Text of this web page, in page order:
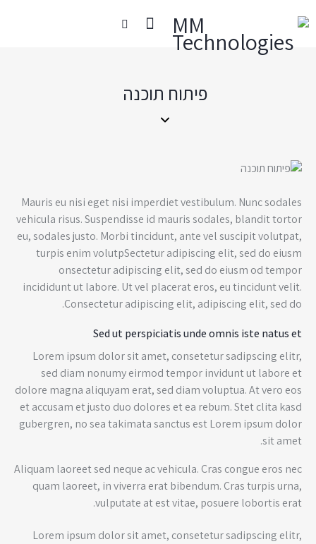
פיתוח תוכנה
Mauris eu nisi eget nisi imperdiet vestibulum. Nunc sodales
vehicula risus. Suspendisse id mauris sodales, blandit tortor
eu, sodales justo. Morbi tincidunt, ante vel suscipit volutpat,
turpis enim volutpSectetur adipiscing elit, sed do eiusm
onsectetur adipiscing elit, sed do eiusm od tempor
incididunt ut labore. Ut vel placerat eros, eu tincidunt velit.
Consectetur adipiscing elit, adipiscing elit, sed do.
Sed ut perspiciatis unde omnis iste natus et
Lorem ipsum dolor sit amet, consetetur sadipscing elitr,
sed diam nonumy eirmod tempor invidunt ut labore et
dolore magna aliquyam erat, sed diam voluptua. At vero eos
et accusam et justo duo dolores et ea rebum. Stet clita kasd
gubergren, no sea takimata sanctus est Lorem ipsum dolor
sit amet.
Aliquam laoreet sed neque ac vehicula. Cras congue eros nec
quam laoreet, in viverra erat bibendum. Cras turpis urna,
vulputate at est vitae, posuere lobortis erat.
Lorem ipsum dolor sit amet, consetetur sadipscing elitr,